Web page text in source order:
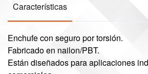
Características
Enchufe con seguro por torsión.
Fabricado en nailon/PBT.
Están diseñados para aplicaciones